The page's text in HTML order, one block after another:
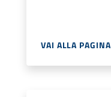
VAI ALLA PAGINA